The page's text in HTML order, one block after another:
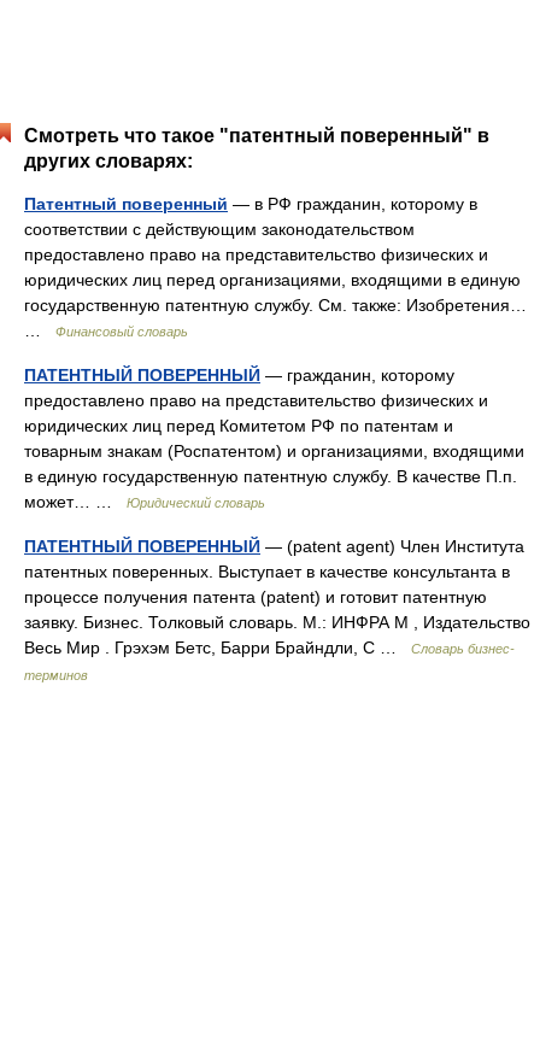
Смотреть что такое "патентный поверенный" в
других словарях:
Патентный поверенный — в РФ гражданин, которому в
соответствии с действующим законодательством
предоставлено право на представительство физических и
юридических лиц перед организациями, входящими в единую
государственную патентную службу. См. также: Изобретения…
Финансовый словарь
ПАТЕНТНЫЙ ПОВЕРЕННЫЙ — гражданин, которому
предоставлено право на представительство физических и
юридических лиц перед Комитетом РФ по патентам и
товарным знакам (Роспатентом) и организациями, входящими
в единую государственную патентную службу. В качестве П.п.
может… …
Юридический словарь
ПАТЕНТНЫЙ ПОВЕРЕННЫЙ — (patent agent) Член Института
патентных поверенных. Выступает в качестве консультанта в
процессе получения патента (patent) и готовит патентную
заявку. Бизнес. Толковый словарь. М.: ИНФРА М , Издательство
Весь Мир . Грэхэм Бетс, Барри Брайндли, С …
Словарь бизнес-
терминов